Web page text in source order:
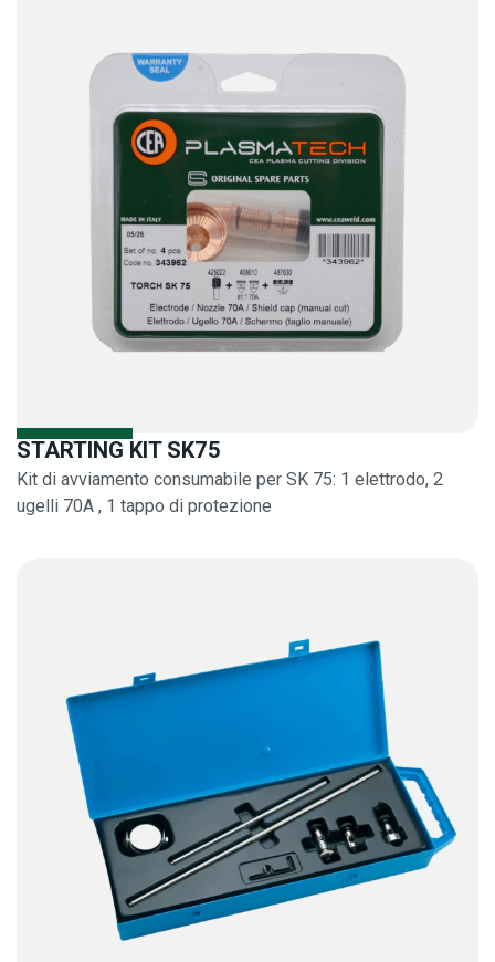
STARTING KIT SK75
Kit di avviamento consumabile per SK 75: 1 elettrodo, 2
ugelli 70A , 1 tappo di protezione